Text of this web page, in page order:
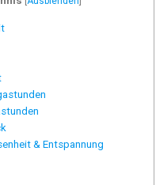
& Entspannung